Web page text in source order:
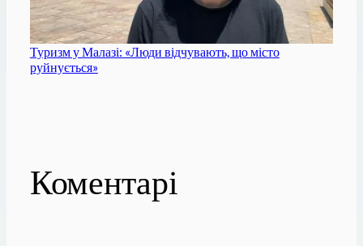
Туризм у Малазі: «Люди відчувають, що місто
руйнується»
Коментарі